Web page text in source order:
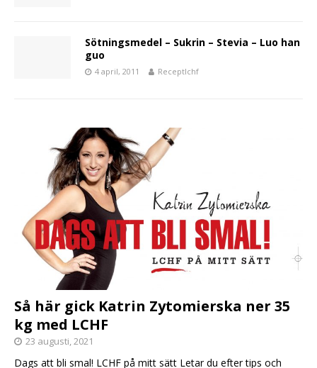
Sötningsmedel – Sukrin – Stevia – Luo han
guo
4 april, 2011 Receptlchf
Så här gick Katrin Zytomierska ner 35
kg med LCHF
23 augusti, 2021
Dags att bli smal! LCHF på mitt sätt Letar du efter tips och